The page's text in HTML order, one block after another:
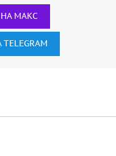
МАКС